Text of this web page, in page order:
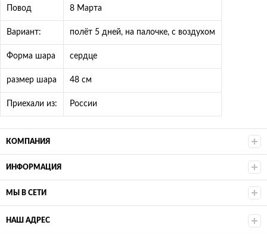
Повод 8 Марта
Вариант: полёт 5 дней, на палочке, с воздухом
Форма шара сердце
размер шара 48 см
Приехали из: России
КОМПАНИЯ
ИНФОРМАЦИЯ
МЫ В СЕТИ
НАШ АДРЕС